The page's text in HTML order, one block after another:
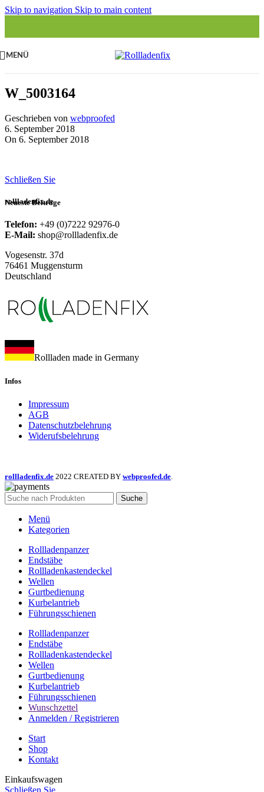
Skip to navigation Skip to main content
MENÜ
W_5003164
Geschrieben von webproofed
6. September 2018
On 6. September 2018
Schließen Sie
Neueste Beiträge
rollladenfix.de
Telefon: +49 (0)7222 92976-0
E-Mail: shop@rollladenfix.de
Vogesenstr. 37d
76461 Muggensturm
Deutschland
Rollladen made in Germany
Infos
Impressum
AGB
Datenschutzbelehrung
Widerufsbelehrung
rollladenfix.de 2022 CREATED BY webproofed.de
Suche
Menü
Kategorien
Rollladenpanzer
Endstäbe
Rollladenkastendeckel
Wellen
Gurtbedienung
Kurbelantrieb
Führungsschienen
Rollladenpanzer
Endstäbe
Rollladenkastendeckel
Wellen
Gurtbedienung
Kurbelantrieb
Führungsschienen
Wunschzettel
Anmelden / Registrieren
Start
Shop
Kontakt
Einkaufswagen
Schließen Sie